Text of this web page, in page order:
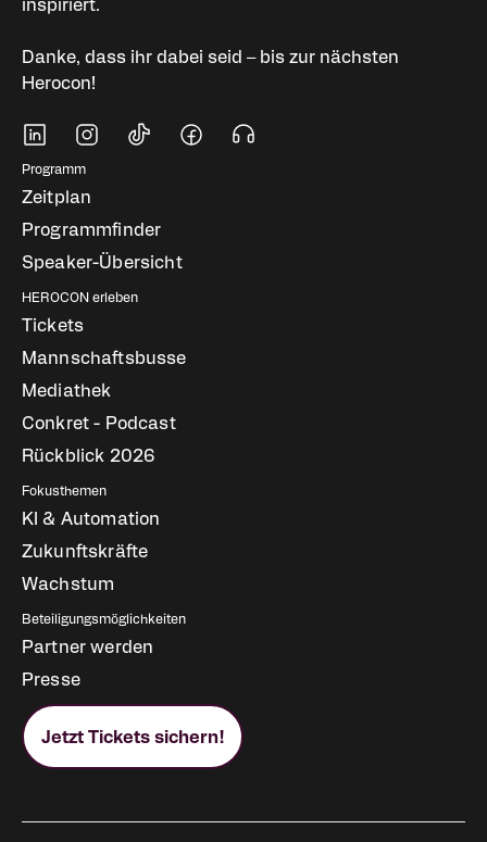
Danke, dass ihr dabei seid – bis zur nächsten
Herocon!
Soziale Medien
Fußbereich
Programm
Zeitplan
Programmfinder
Speaker-Übersicht
HEROCON erleben
Tickets
Mannschaftsbusse
Mediathek
Conkret - Podcast
Rückblick 2026
Fokusthemen
KI & Automation
Zukunftskräfte
Wachstum
Beteiligungsmöglichkeiten
Partner werden
Presse
Jetzt Tickets sichern!